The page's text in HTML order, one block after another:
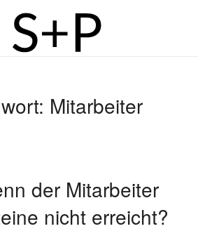
Mitarbeiter
der Mitarbeiter
nicht erreicht?